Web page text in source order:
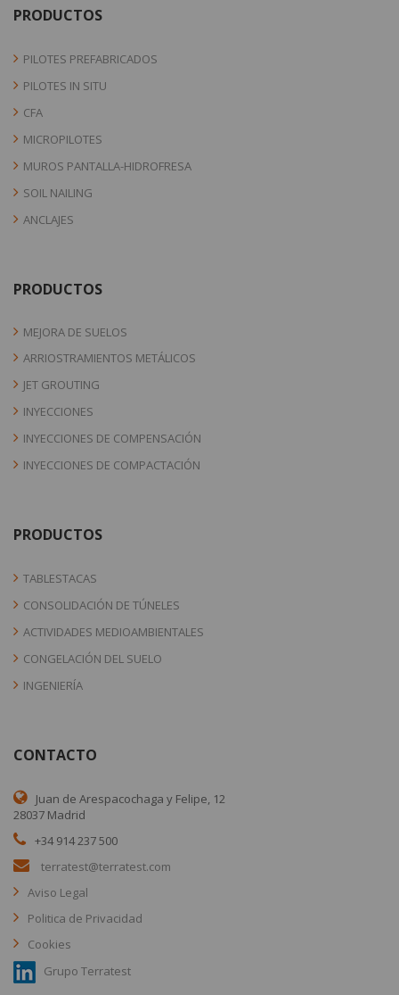
PRODUCTOS
PILOTES PREFABRICADOS
PILOTES IN SITU
CFA
MICROPILOTES
MUROS PANTALLA-HIDROFRESA
SOIL NAILING
ANCLAJES
PRODUCTOS
MEJORA DE SUELOS
ARRIOSTRAMIENTOS METÁLICOS
JET GROUTING
INYECCIONES
INYECCIONES DE COMPENSACIÓN
INYECCIONES DE COMPACTACIÓN
PRODUCTOS
TABLESTACAS
CONSOLIDACIÓN DE TÚNELES
ACTIVIDADES MEDIOAMBIENTALES
CONGELACIÓN DEL SUELO
INGENIERÍA
CONTACTO
Juan de Arespacochaga y Felipe, 12
28037 Madrid
+34 914 237 500
terratest@terratest.com
Aviso Legal
Politica de Privacidad
Cookies
Grupo Terratest